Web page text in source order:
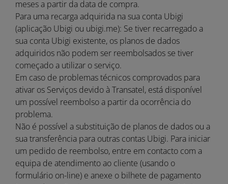
meses a partir da data de compra.
Para uma recarga adquirida na sua conta Ubigi
(aplicação Ubigi ou ubigi.me): Se tiver recarregado a
sua conta Ubigi existente, os planos de dados
adquiridos não podem ser reembolsados se tiver
começado a utilizar o serviço.
Em caso de problemas técnicos comprovados para
ativar os Serviços devido à Transatel, está disponível
um possível reembolso a partir da ocorrência do
problema.
Não é possível a substituição de planos de dados ou a
sua transferência para outras contas Ubigi. Para iniciar
um pedido de reembolso, entre em contacto com a
equipa de atendimento ao cliente (usando o
formulário on-line) e anexe o bilhete de pagamento